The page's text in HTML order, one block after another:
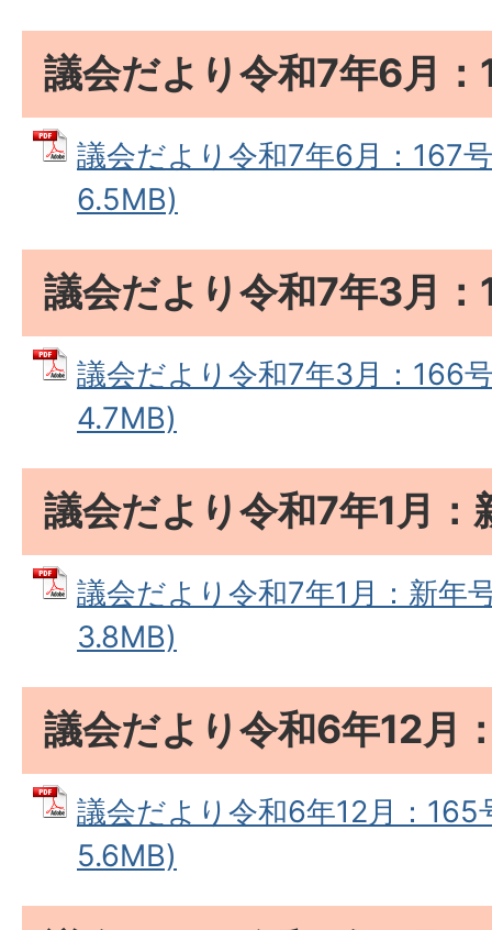
議会だより令和7年6月：
議会だより令和7年6月：167
6.5MB)
議会だより令和7年3月
議会だより令和7年3月：166
4.7MB)
議会だより令和7年1月：
議会だより令和7年1月：新年
3.8MB)
議会だより令和6年12月
議会だより令和6年12月：165
5.6MB)